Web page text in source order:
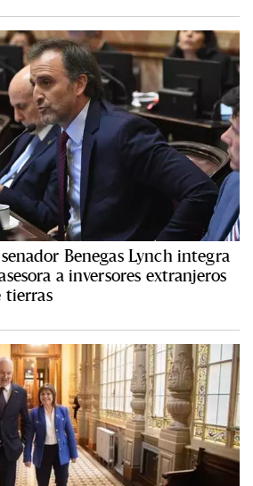
Benegas Lynch integra
a inversores extranjeros
tierras